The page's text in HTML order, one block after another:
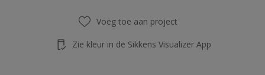
Voeg toe aan project
Zie kleur in de Sikkens Visualizer App